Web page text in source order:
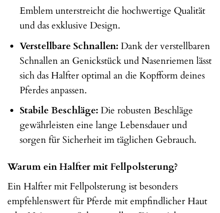
Emblem unterstreicht die hochwertige Qualität
und das exklusive Design.
Verstellbare Schnallen: Dank der verstellbaren
Schnallen an Genickstück und Nasenriemen lässt
sich das Halfter optimal an die Kopfform deines
Pferdes anpassen.
Stabile Beschläge: Die robusten Beschläge
gewährleisten eine lange Lebensdauer und
sorgen für Sicherheit im täglichen Gebrauch.
Warum ein Halfter mit Fellpolsterung?
Ein Halfter mit Fellpolsterung ist besonders
empfehlenswert für Pferde mit empfindlicher Haut